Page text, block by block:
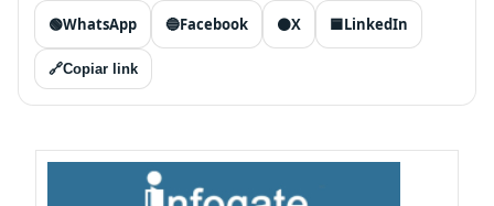
🟢WhatsApp 🔵Facebook ⚫X 🟦LinkedIn
🔗Copiar link